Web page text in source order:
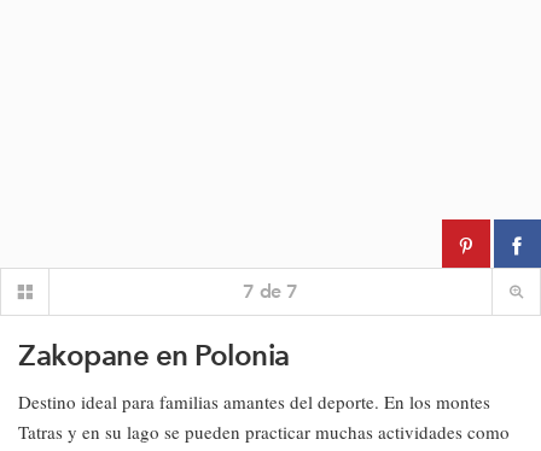
7 de 7
Zakopane en Polonia
Destino ideal para familias amantes del deporte. En los montes
Tatras y en su lago se pueden practicar muchas actividades como